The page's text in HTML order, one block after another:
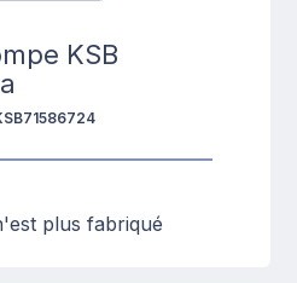
KSB
plus fabriqué